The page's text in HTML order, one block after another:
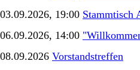
03.09.2026, 19:00 Stammtisch
06.09.2026, 14:00
08.09.2026 Vorstandstreffen